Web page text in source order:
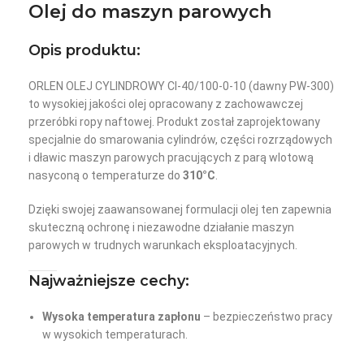
Olej do maszyn parowych
Opis produktu:
ORLEN OLEJ CYLINDROWY CI-40/100-0-10 (dawny PW-300)
to wysokiej jakości olej opracowany z zachowawczej
przeróbki ropy naftowej. Produkt został zaprojektowany
specjalnie do smarowania cylindrów, części rozrządowych
i dławic maszyn parowych pracujących z parą wlotową
nasyconą o temperaturze do 310°C.
Dzięki swojej zaawansowanej formulacji olej ten zapewnia
skuteczną ochronę i niezawodne działanie maszyn
parowych w trudnych warunkach eksploatacyjnych.
Najważniejsze cechy:
Wysoka temperatura zapłonu – bezpieczeństwo pracy
w wysokich temperaturach.